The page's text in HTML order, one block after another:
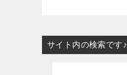
サイト内の検索です♪